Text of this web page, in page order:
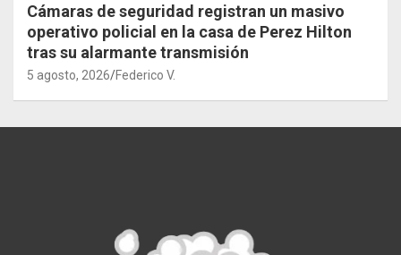
Cámaras de seguridad registran un masivo
operativo policial en la casa de Perez Hilton
tras su alarmante transmisión
5 agosto, 2026 Federico V.